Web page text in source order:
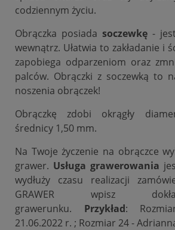
codziennym życiu.
Obrączka posiada soczewkę -
wewnątrz. Ułatwia to zakładanie i
zapobiega odparzeniom oraz
palców. Obrączki z soczewką to
noszenia obrączek!
Obrączkę zdobi okrągły
średnicy 1,50 mm.
Na Twoje życzenie na obrączce
grawer. Usługa grawerowania
wydłuży czasu realizacji
GRAWER wpisz
grawerunku.
Przykład:
21.06.2022 r. ; Rozmiar 24 -